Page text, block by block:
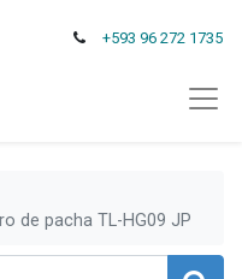
+593 96 272 1735
de pacha TL-HG09 JP